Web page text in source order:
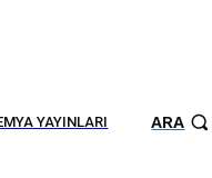
YAYINLARI ARA